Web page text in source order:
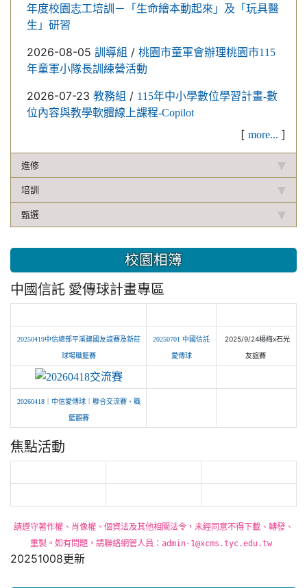
年度校園志工培訓－「生命繪本動起來」及「玩具醫
生」研習
2026-08-05 訓導組 / 桃園市童軍會辦理桃園市115
年童軍小隊長訓練營活動
2026-07-23 教務組 / 115年中小學數位學習計畫-數
位內容與教學軟體線上課程-Copilot
[ more... ]
進修
培訓
甄選
校園相簿
中國信託 愛傳球計畫專區
20250419中信總部平溪建國友誼賽及新莊
球場職籃賽
20250701 中國信託
愛傳球
2025/9/24楊梅x石光
友誼賽
link to https://photos.app.goo.gl/
20260418｜中信愛傳球｜聯合交流賽、職
籃觀賽
焦點活動
請遵守著作權、肖像權、個資法及其他相關法令，未經同意不得下載、轉發、
重製。如有問題，請聯絡網管人員：admin-1@xcms.tyc.edu.tw
20251008更新